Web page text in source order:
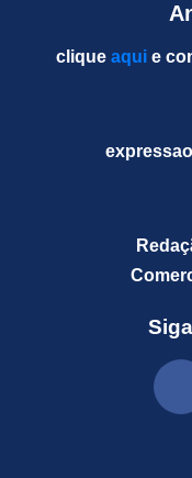
clique aquie